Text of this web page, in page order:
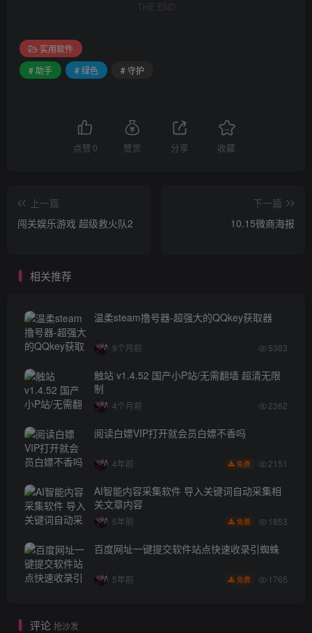
THE END
实用软件
# 助手
# 绿色 # 守护
点赞 0 赞赏 分享 收藏
上一篇
闯关娱乐游戏 超级救火队2
下一篇
10.15微商海报
相关推荐
温柔steam撸号器-超强大的QQkey获取器
9个月前 5383
触站 v1.4.52 国产小P站/无需翻墙 超清无限
制
4个月前 2362
阅读白嫖VIP打开就会员白嫖不香吗
4年前 免费 2151
AI智能内容采集软件 导入关键词自动采集相
关文章内容
5年前 免费 1853
百度网址一键提交软件站点快速收录引蜘蛛
5年前 免费 1765
评论 抢沙发